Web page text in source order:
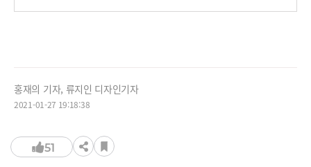
홍재의 기자, 류지인 디자인기자
2021-01-27 19:18:38
51